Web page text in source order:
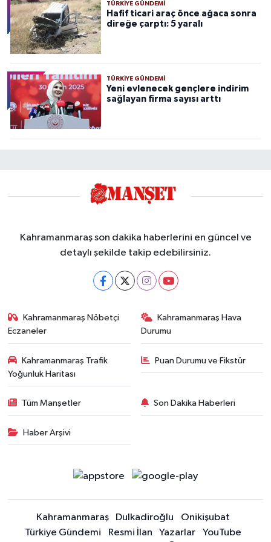
TÜRKIYE GÜNDEMI
Hafif ticari araç önce ağaca sonra
direğe çarptı: 5 yaralı
TÜRKIYE GÜNDEMI
Yeni evlenecek gençlere indirim
sağlayan firma sayısı arttı
Kahramanmaraş son dakika haberlerini en güncel ve
detaylı şekilde takip edebilirsiniz.
Kahramanmaraş Nöbetçi
Eczaneler
Kahramanmaraş Hava
Durumu
Kahramanmaraş Trafik
Yoğunluk Haritası
Puan Durumu ve Fikstür
Tüm Manşetler Son Dakika Haberleri
Haber Arşivi
Kahramanmaraş Dulkadiroğlu
Onikişubat
Türkiye Gündemi
Resmi İlan Yazarlar YouTube